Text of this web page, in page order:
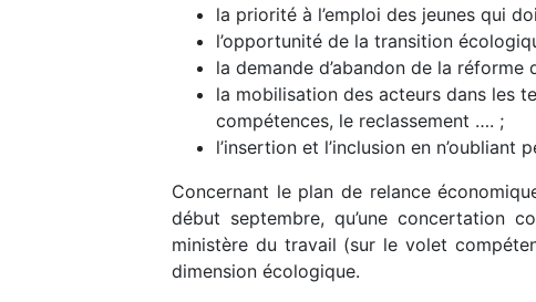
la priorité à l’emploi des jeunes qui
l’opportunité de la transition
la demande d’abandon de la réforme
la mobilisation des acteurs dans les
compétences, le reclassement …. ;
l’insertion et l’inclusion en n’oubliant
Concernant le plan de relance
début septembre, qu’une concertation
ministère du travail (sur le volet
dimension écologique.